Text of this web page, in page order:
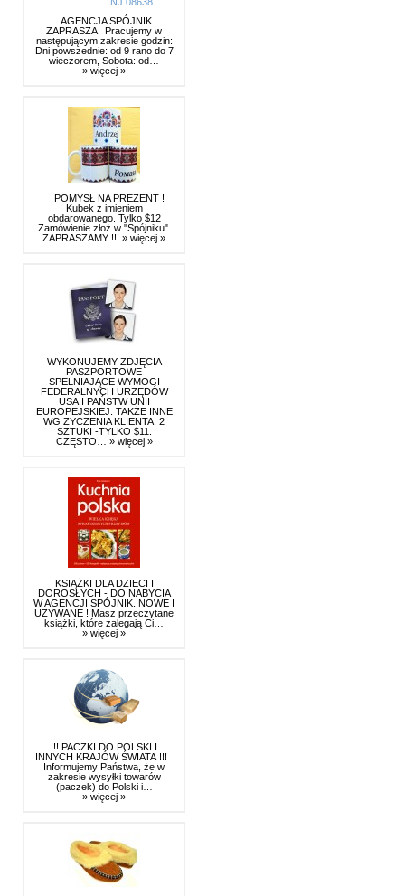
AGENCJA SPÓJNIK
ZAPRASZA Pracujemy w
następującym zakresie godzin:
Dni powszednie: od 9 rano do 7
wieczorem, Sobota: od…
» więcej »
POMYSŁ NA PREZENT !
Kubek z imieniem
obdarowanego. Tylko $12
Zamówienie złoż w "Spójniku".
ZAPRASZAMY !!! » więcej »
WYKONUJEMY ZDJĘCIA
PASZPORTOWE
SPELNIAJĄCE WYMOGI
FEDERALNYCH URZĘDÓW
USA I PAŃSTW UNII
EUROPEJSKIEJ. TAKŻE INNE
WG ZYCZENIA KLIENTA. 2
SZTUKI -TYLKO $11.
CZĘSTO… » więcej »
KSIĄŻKI DLA DZIECI I
DOROSŁYCH - DO NABYCIA
W AGENCJI SPÓJNIK. NOWE I
UŻYWANE ! Masz przeczytane
książki, które zalegają Ci…
» więcej »
!!! PACZKI DO POLSKI I
INNYCH KRAJÓW ŚWIATA !!!
Informujemy Państwa, że w
zakresie wysyłki towarów
(paczek) do Polski i…
» więcej »